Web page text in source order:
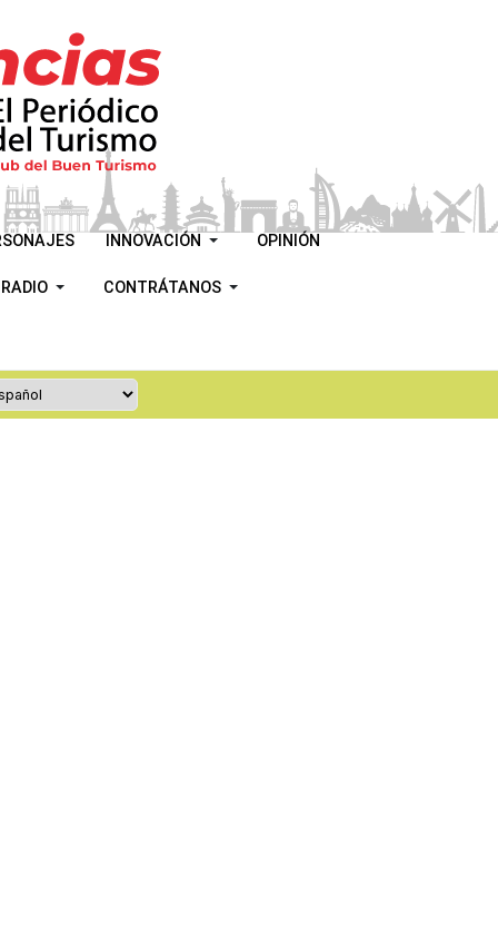
INNOVACIÓN OPINIÓN
CONTRÁTANOS